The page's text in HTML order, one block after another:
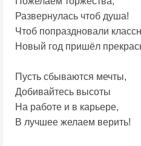
Развернулась чтоб душа!
Чтоб попраздновали
Новый год пришёл
Пусть сбываются мечты,
Добивайтесь высоты
На работе и в карьере,
В лучшее желаем верить!